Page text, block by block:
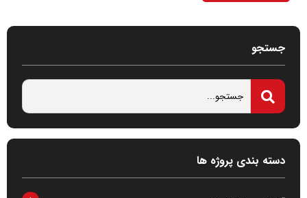
جستجو
دسته بندی پروژه ها